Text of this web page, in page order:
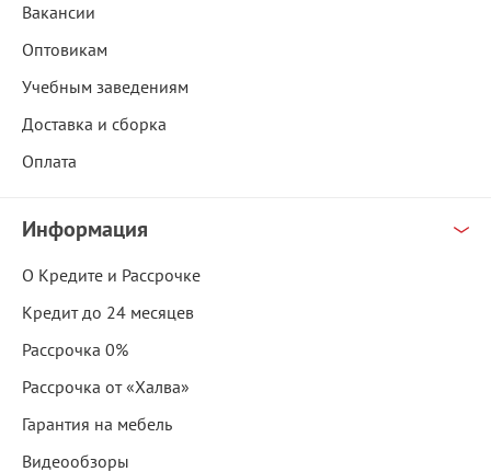
Вакансии
Оптовикам
Учебным заведениям
Доставка и сборка
Оплата
Информация
О Кредите и Рассрочке
Кредит до 24 месяцев
Рассрочка 0%
Рассрочка от «Халва»
Гарантия на мебель
Видеообзоры